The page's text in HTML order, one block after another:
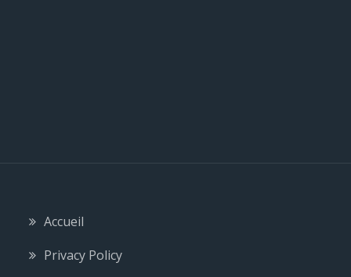
Accueil
Privacy Policy